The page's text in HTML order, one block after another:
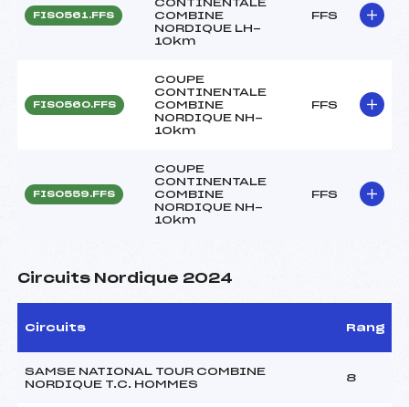
FIS0561.FFS
CONTINENTALE
COMBINE
NORDIQUE LH-
10km
FFS
FIS0560.FFS
COUPE
CONTINENTALE
COMBINE
NORDIQUE NH-
10km
FFS
FIS0559.FFS
COUPE
CONTINENTALE
COMBINE
NORDIQUE NH-
10km
FFS
Circuits Nordique 2024
Circuits Rang
SAMSE NATIONAL TOUR COMBINE
NORDIQUE T.C. HOMMES
8